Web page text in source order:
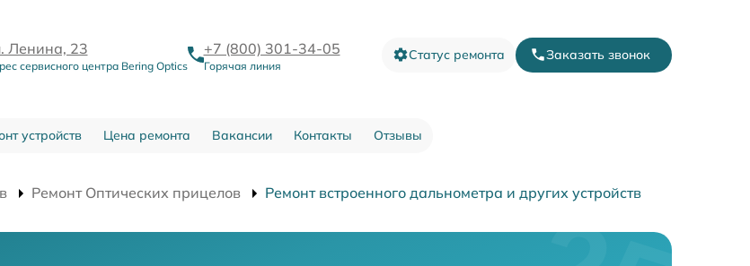
Ленина, 23
сервисного центра Bering Optics
+7 (800) 301-34-05
Горячая линия
Статус ремонта Заказать звонок
устройств Цена ремонта Вакансии Контакты Отзывы
Ремонт Оптических прицелов Ремонт встроенного дальнометра и других устройств